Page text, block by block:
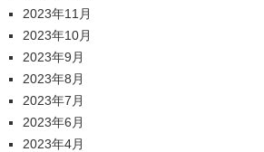
2023年11月
2023年10月
2023年9月
2023年8月
2023年7月
2023年6月
2023年4月